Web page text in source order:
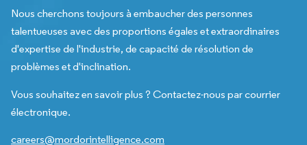
Nous cherchons toujours à embaucher des personnes
talentueuses avec des proportions égales et extraordinaires
d'expertise de l'industrie, de capacité de résolution de
problèmes et d'inclination.
Vous souhaitez en savoir plus ? Contactez-nous par courrier
électronique.
careers@mordorintelligence.com